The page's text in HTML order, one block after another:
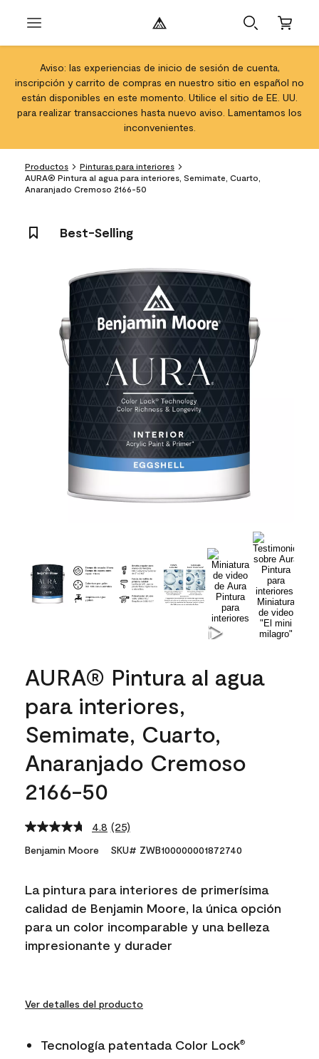
Aviso: las experiencias de inicio de sesión de cuenta,
inscripción y carrito de compras en nuestro sitio en español no
están disponibles en este momento. Utilice el sitio de EE. UU.
para realizar transacciones hasta nuevo aviso. Lamentamos los
inconvenientes.
Productos
Pinturas para interiores
AURA® Pintura al agua para interiores, Semimate, Cuarto,
Anaranjado Cremoso 2166-50
Best-Selling
AURA® Pintura al agua
para interiores,
Semimate, Cuarto,
Anaranjado Cremoso
2166-50
4.8 Read
25
Reviews.
link.
(25)
Benjamin Moore SKU# ZWB100000001872740
La pintura para interiores de primerísima
calidad de Benjamin Moore, la única opción
para un color incomparable y una belleza
impresionante y durader
Ver detalles del producto
Tecnología patentada Color Lock®